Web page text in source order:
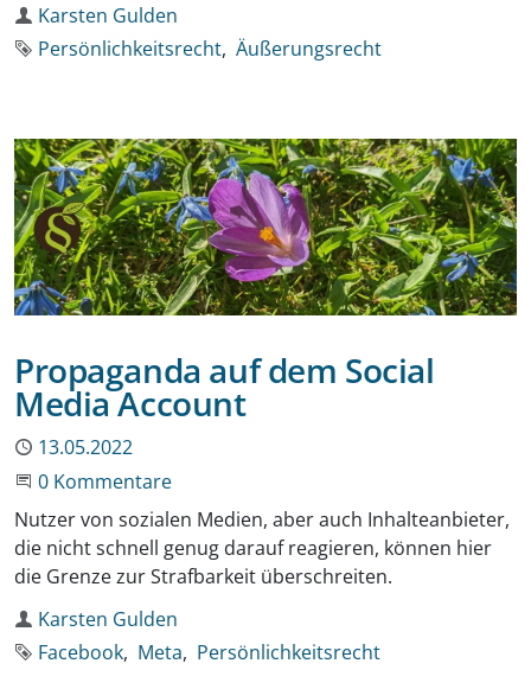
Autor
Karsten Gulden
Schlagworte
Persönlichkeitsrecht Äußerungsrecht
Propaganda auf dem Social
Media Account
Publiziert
13.05.2022
Beginne eine Unterhaltung
0 Kommentare
Nutzer von sozialen Medien, aber auch Inhalteanbieter,
die nicht schnell genug darauf reagieren, können hier
die Grenze zur Strafbarkeit überschreiten.
Autor
Karsten Gulden
Schlagworte
Facebook Meta Persönlichkeitsrecht